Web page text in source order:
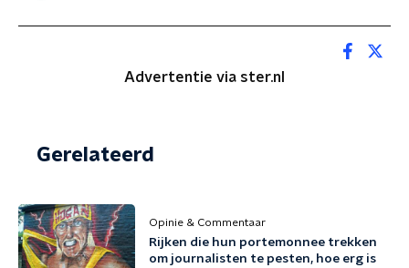
Advertentie via ster.nl
Gerelateerd
Opinie & Commentaar
Rijken die hun portemonnee trekken
om journalisten te pesten, hoe erg is